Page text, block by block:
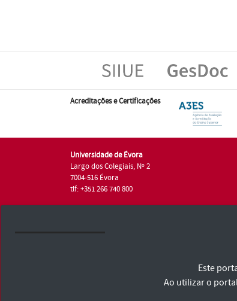
Acreditações e Certificações
Universidade de Évora
Largo dos Colegiais, Nº 2
7004-516 Évora
tlf: +351 266 740 800
Consulte os Termos e Condições e Política de
Este
Ao utilizar o